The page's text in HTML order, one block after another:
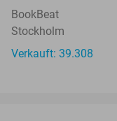
BookBeat
Stockholm
Verkauft: 39.308